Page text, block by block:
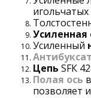
Усиленная
Усиленный
Цепь SFК
Полая ось
позволяет